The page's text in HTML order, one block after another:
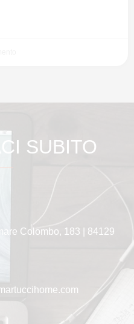
SUBITO
Colombo, 183 | 84129